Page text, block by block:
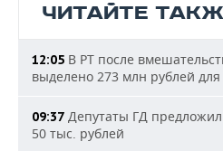
ЧИТАЙТЕ
12:05 В РТ после
выделено 273 млн рублей
09:37 Депутаты ГД
50 тыс. рублей